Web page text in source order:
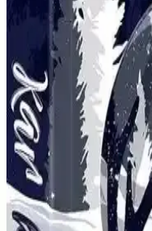
Can Çocuk Dev
Geliştirici Bir Roman
Can Çocuk Dev Şeftali,
hikayesiyle öne çıkan,
fiyat ve kolay
Genç Timaş Hacker
Gençlik ve Teknoloji
Gençlik kategorisinde yer
macerasıyla gençlerin
temalarını da işliyor, akıcı